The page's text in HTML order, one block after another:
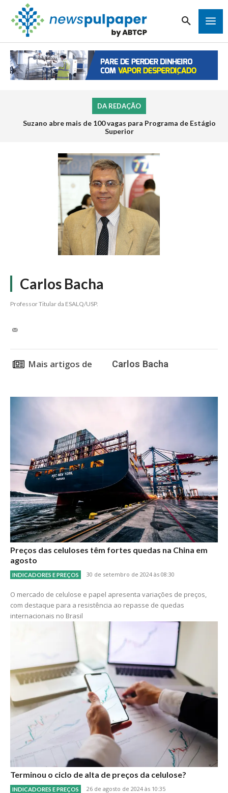
DA REDAÇÃO
Inscrições para o Programa de Estágio 2026 da Veracel
abrem na próxima semana
Carlos Bacha
Professor Titular da ESALQ/USP.
Mais artigos de Carlos Bacha
Preços das celuloses têm fortes quedas na China em
agosto
INDICADORES E PREÇOS 30 de setembro de 2024 às 08:30
O mercado de celulose e papel apresenta variações de preços,
com destaque para a resistência ao repasse de quedas
internacionais no Brasil
Terminou o ciclo de alta de preços da celulose?
INDICADORES E PREÇOS 26 de agosto de 2024 às 10:35